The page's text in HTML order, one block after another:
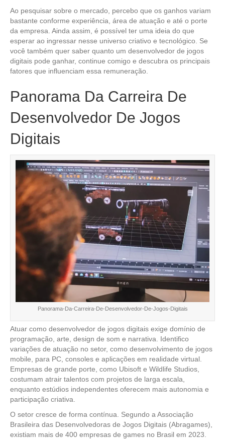
Ao pesquisar sobre o mercado, percebo que os ganhos variam
bastante conforme experiência, área de atuação e até o porte
da empresa. Ainda assim, é possível ter uma ideia do que
esperar ao ingressar nesse universo criativo e tecnológico. Se
você também quer saber quanto um desenvolvedor de jogos
digitais pode ganhar, continue comigo e descubra os principais
fatores que influenciam essa remuneração.
Panorama Da Carreira De
Desenvolvedor De Jogos
Digitais
Panorama-Da-Carreira-De-Desenvolvedor-De-Jogos-Digitais
Atuar como desenvolvedor de jogos digitais exige domínio de
programação, arte, design de som e narrativa. Identifico
variações de atuação no setor, como desenvolvimento de jogos
mobile, para PC, consoles e aplicações em realidade virtual.
Empresas de grande porte, como Ubisoft e Wildlife Studios,
costumam atrair talentos com projetos de larga escala,
enquanto estúdios independentes oferecem mais autonomia e
participação criativa.
O setor cresce de forma contínua. Segundo a Associação
Brasileira das Desenvolvedoras de Jogos Digitais (Abragames),
existiam mais de 400 empresas de games no Brasil em 2023.